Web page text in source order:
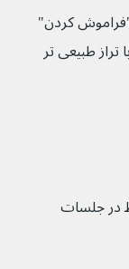
کردن"
طبیعی تر
در جلسات